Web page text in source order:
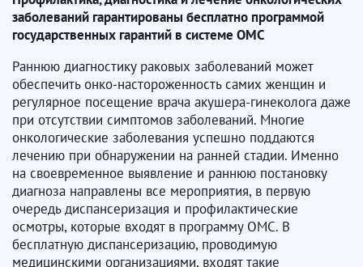
заболеваний гарантированы бесплатно программой
государственных гарантий в системе ОМС
Раннюю диагностику раковых заболеваний может
обеспечить онко-настороженность самих женщин и
регулярное посещение врача акушера-гинеколога даже
при отсутствии симптомов заболеваний. Многие
онкологические заболевания успешно поддаются
лечению при обнаружении на ранней стадии. Именно
на своевременное выявление и раннюю постановку
диагноза направлены все мероприятия, в первую
очередь диспансеризация и профилактические
осмотры, которые входят в программу ОМС. В
бесплатную диспансеризацию, проводимую
медицинскими организациями, входят такие